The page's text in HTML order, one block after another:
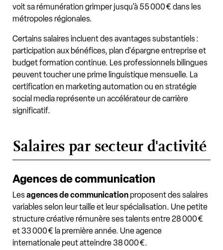
voit sa rémunération grimper jusqu'à 55 000 € dans les
métropoles régionales.
Certains salaires incluent des avantages substantiels :
participation aux bénéfices, plan d'épargne entreprise et
budget formation continue. Les professionnels bilingues
peuvent toucher une prime linguistique mensuelle. La
certification en marketing automation ou en stratégie
social media représente un accélérateur de carrière
significatif.
Salaires par secteur d'activité
Agences de communication
Lesagences de communication proposent des salaires
variables selon leur taille et leur spécialisation. Une petite
structure créative rémunère ses talents entre 28 000 €
et 33 000 € la première année. Une agence
internationale peut atteindre 38 000 €.